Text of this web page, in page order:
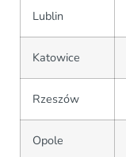
Lublin
Katowice
Rzeszów
Opole